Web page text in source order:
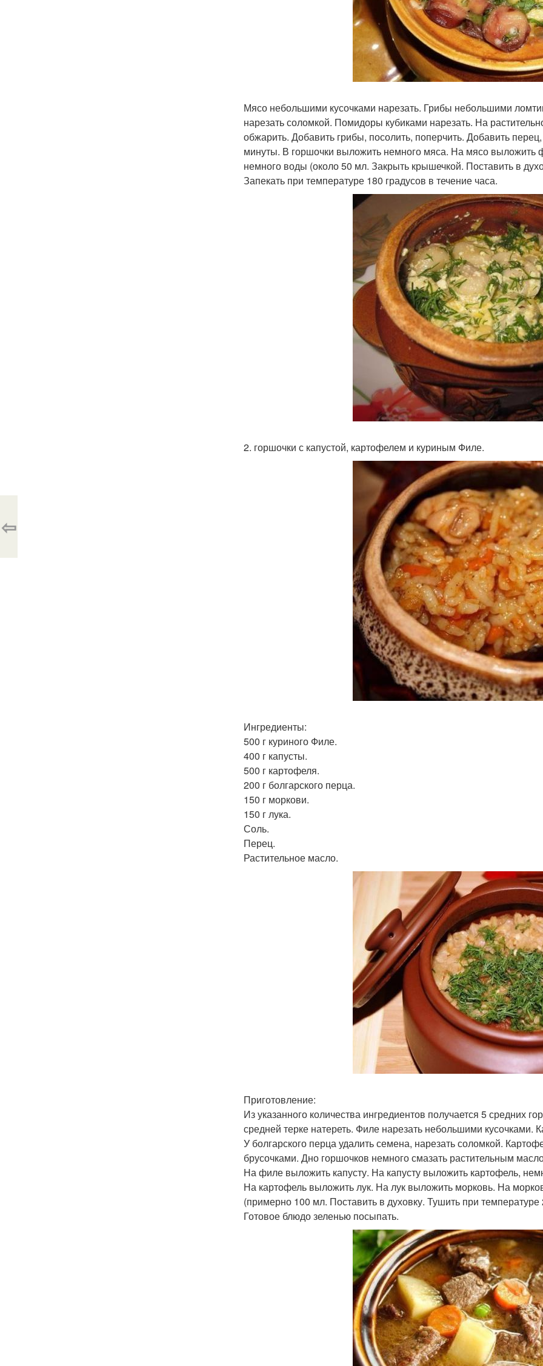
Мясо небольшими кусочками нарезать. Грибы небольшими
нарезать соломкой. Помидоры кубиками нарезать. На
обжарить. Добавить грибы, посолить, поперчить. Добавить
минуты. В горшочки выложить немного мяса. На мясо
немного воды (около 50 мл. Закрыть крышечкой. Поставить в
Запекать при температуре 180 градусов в течение часа.
2. горшочки с капустой, картофелем и куриным Филе.
Ингредиенты:
500 г куриного Филе.
400 г капусты.
500 г картофеля.
200 г болгарского перца.
150 г моркови.
150 г лука.
Соль.
Перец.
Растительное масло.
Приготовление:
Из указанного количества ингредиентов получается 5 средних
средней терке натереть. Филе нарезать небольшими кусочками.
У болгарского перца удалить семена, нарезать соломкой.
брусочками. Дно горшочков немного смазать растительным
На филе выложить капусту. На капусту выложить картофель,
На картофель выложить лук. На лук выложить морковь. На
(примерно 100 мл. Поставить в духовку. Тушить при температуре
Готовое блюдо зеленью посыпать.
⇦